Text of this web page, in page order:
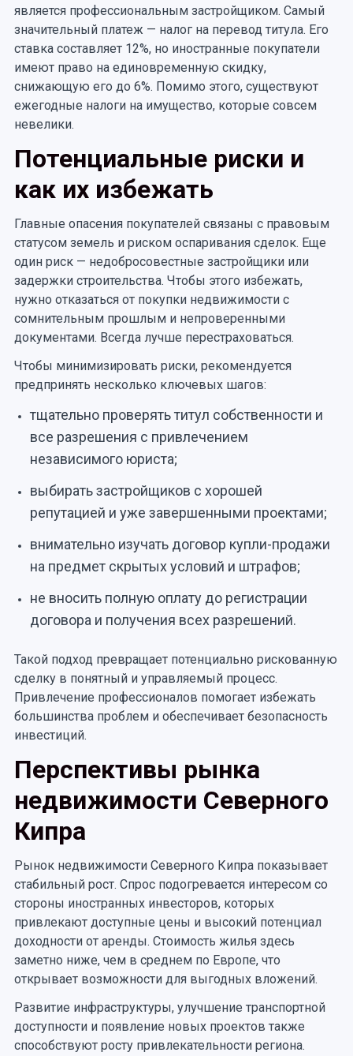
является профессиональным застройщиком. Самый
значительный платеж — налог на перевод титула. Его
ставка составляет 12%, но иностранные покупатели
имеют право на единовременную скидку,
снижающую его до 6%. Помимо этого, существуют
ежегодные налоги на имущество, которые совсем
невелики.
Потенциальные риски и
как их избежать
Главные опасения покупателей связаны с правовым
статусом земель и риском оспаривания сделок. Еще
один риск — недобросовестные застройщики или
задержки строительства. Чтобы этого избежать,
нужно отказаться от покупки недвижимости с
сомнительным прошлым и непроверенными
документами. Всегда лучше перестраховаться.
Чтобы минимизировать риски, рекомендуется
предпринять несколько ключевых шагов:
тщательно проверять титул собственности и
все разрешения с привлечением
независимого юриста;
выбирать застройщиков с хорошей
репутацией и уже завершенными проектами;
внимательно изучать договор купли-продажи
на предмет скрытых условий и штрафов;
не вносить полную оплату до регистрации
договора и получения всех разрешений.
Такой подход превращает потенциально рискованную
сделку в понятный и управляемый процесс.
Привлечение профессионалов помогает избежать
большинства проблем и обеспечивает безопасность
инвестиций.
Перспективы рынка
недвижимости Северного
Кипра
Рынок недвижимости Северного Кипра показывает
стабильный рост. Спрос подогревается интересом со
стороны иностранных инвесторов, которых
привлекают доступные цены и высокий потенциал
доходности от аренды. Стоимость жилья здесь
заметно ниже, чем в среднем по Европе, что
открывает возможности для выгодных вложений.
Развитие инфраструктуры, улучшение транспортной
доступности и появление новых проектов также
способствуют росту привлекательности региона.